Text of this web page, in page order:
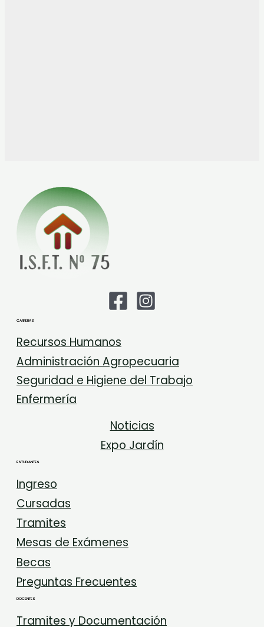
CARRERAS
Recursos Humanos
Administración Agropecuaria
Seguridad e Higiene del Trabajo
Enfermería
Noticias
Expo Jardín
ESTUDIANTES
Ingreso
Cursadas
Tramites
Mesas de Exámenes
Becas
Preguntas Frecuentes
DOCENTES
Tramites y Documentación